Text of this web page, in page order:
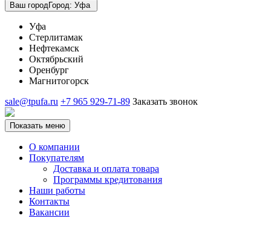
Ваш городГород: Уфа
Уфа
Стерлитамак
Нефтекамск
Октябрьский
Оренбург
Магнитогорск
sale@tpufa.ru +7 965 929-71-89 Заказать звонок
Показать меню
О компании
Покупателям
Доставка и оплата товара
Программы кредитования
Наши работы
Контакты
Вакансии